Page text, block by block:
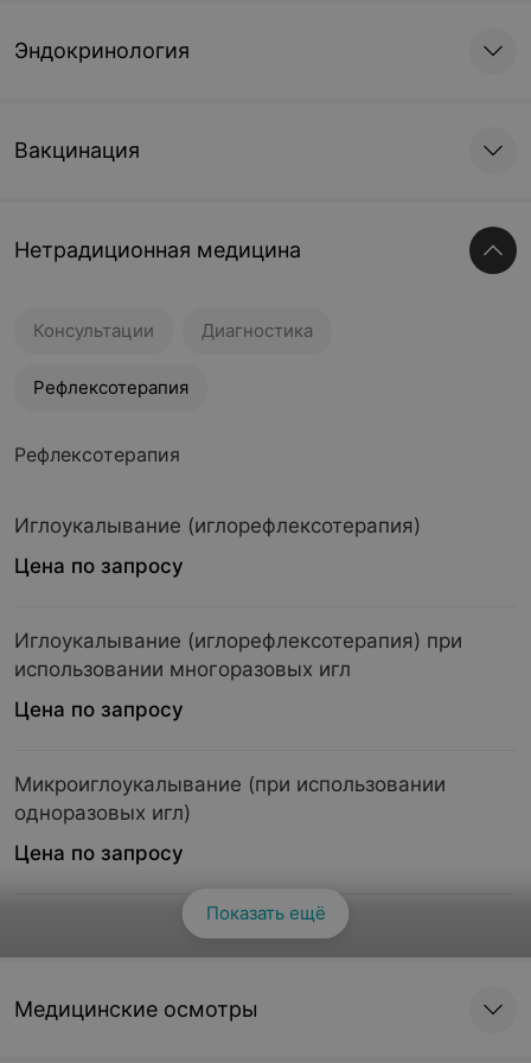
Эндокринология
Вакцинация
Нетрадиционная медицина
Консультации Диагностика
Рефлексотерапия
Рефлексотерапия
Иглоукалывание (иглорефлексотерапия)
Цена по запросу
Иглоукалывание (иглорефлексотерапия) при
использовании многоразовых игл
Цена по запросу
Микроиглоукалывание (при использовании
одноразовых игл)
Цена по запросу
Микроиглоукалывание (при использовании
многоразовых игл)
Цена по запросу
Смотреть все
Показать ещё
Медицинские осмотры